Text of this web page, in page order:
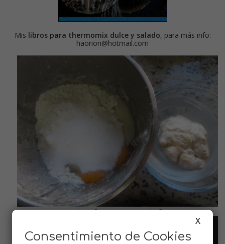
Mis libros para thermomix dulce y salado, para más info:
haorion@hotmail.com
Hacer el pre-fermento y cuando flote
X
Consentimiento de Cookies